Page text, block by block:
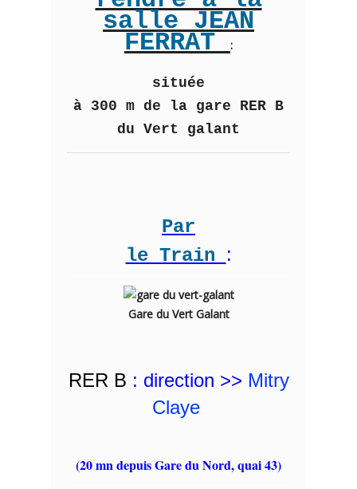
salle JEAN
FERRAT :
située
à 300 m de la gare RER B
du Vert galant
Par
le Train :
Gare du Vert Galant
RER B : direction >> Mitry
Claye
(20 mn depuis Gare du Nord, quai 43)